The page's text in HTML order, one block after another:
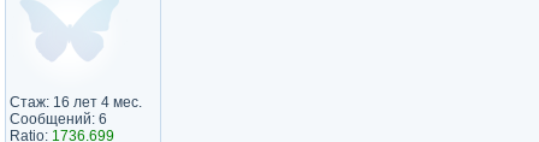
Стаж: 16 лет 4 мес.
Сообщений: 6
Ratio: 1736.699